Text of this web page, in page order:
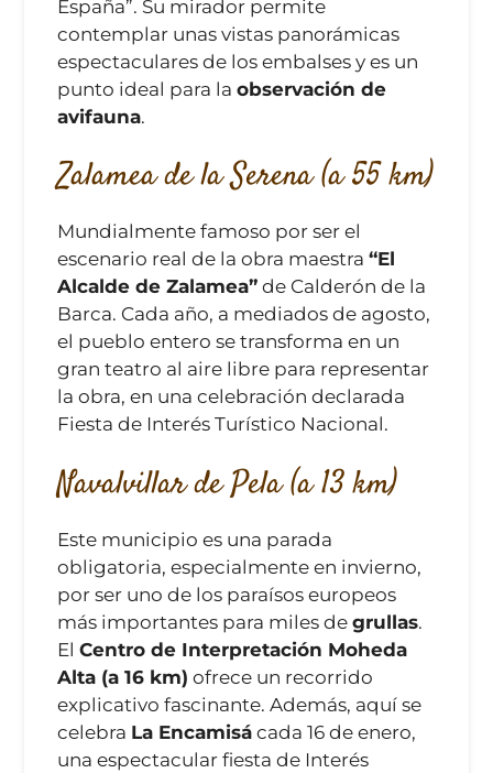
España”. Su mirador permite
contemplar unas vistas panorámicas
espectaculares de los embalses y es un
punto ideal para laobservación de
avifauna.
Zalamea de la Serena (a 55 km)
Mundialmente famoso por ser el
escenario real de la obra maestra“El
Alcalde de Zalamea” de Calderón de la
Barca. Cada año, a mediados de agosto,
el pueblo entero se transforma en un
gran teatro al aire libre para representar
la obra, en una celebración declarada
Fiesta de Interés Turístico Nacional.
Navalvillar de Pela (a 13 km)
Este municipio es una parada
obligatoria, especialmente en invierno,
por ser uno de los paraísos europeos
más importantes para miles degrullas.
ElCentro de Interpretación Moheda
Alta (a 16 km) ofrece un recorrido
explicativo fascinante. Además, aquí se
celebra La Encamisá cada 16 de enero,
una espectacular fiesta de Interés